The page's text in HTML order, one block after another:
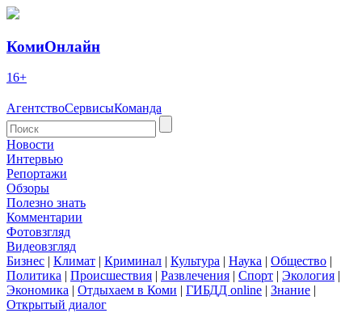
КомиОнлайн
16+
АгентствоСервисыКоманда
Новости
Интервью
Репортажи
Обзоры
Полезно знать
Комментарии
Фотовзгляд
Видеовзгляд
Бизнес | Климат | Криминал | Культура | Наука | Общество |
Политика | Происшествия | Развлечения | Спорт | Экология |
Экономика | Отдыхаем в Коми | ГИБДД online | Знание |
Открытый диалог